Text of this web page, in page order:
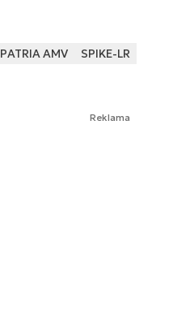
PATRIA AMV SPIKE-LR
Reklama